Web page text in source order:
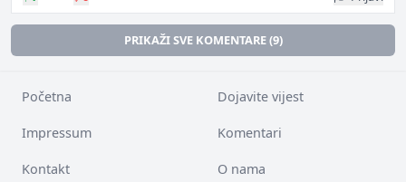
PRIKAŽI SVE KOMENTARE (9)
Početna Dojavite vijest
Impressum Komentari
Kontakt O nama